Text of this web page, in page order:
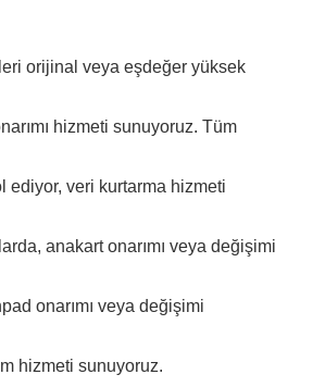
orijinal veya eşdeğer yüksek
hizmeti sunuyoruz. Tüm
ediyor, veri kurtarma hizmeti
anakart onarımı veya değişimi
onarımı veya değişimi
hizmeti sunuyoruz.